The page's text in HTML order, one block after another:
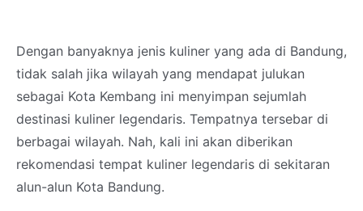
Dengan banyaknya jenis kuliner yang ada di Bandung,
tidak salah jika wilayah yang mendapat julukan
sebagai Kota Kembang ini menyimpan sejumlah
destinasi kuliner legendaris. Tempatnya tersebar di
berbagai wilayah. Nah, kali ini akan diberikan
rekomendasi tempat kuliner legendaris di sekitaran
alun-alun Kota Bandung.